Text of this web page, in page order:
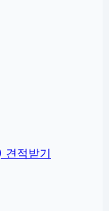
견적받기